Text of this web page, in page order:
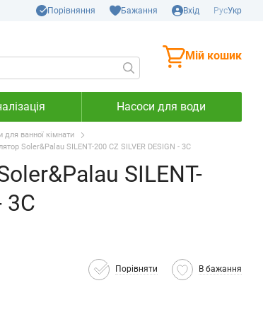
Порівняння Бажання Вхід РусУкр
Мій кошик
Насоси для води
для ванної кімнати
Soler&Palau SILENT-200 CZ SILVER DESIGN - 3C
SILENT-
3C
Порівняти В бажання